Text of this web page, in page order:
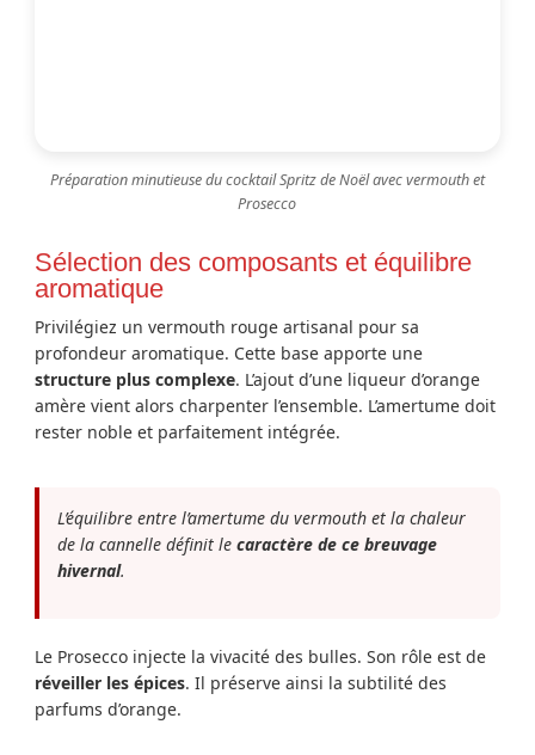
Préparation minutieuse du cocktail Spritz de Noël avec vermouth et
Prosecco
Sélection des composants et équilibre
aromatique
Privilégiez un vermouth rouge artisanal pour sa
profondeur aromatique. Cette base apporte une
structure plus complexe. L’ajout d’une liqueur d’orange
amère vient alors charpenter l’ensemble. L’amertume doit
rester noble et parfaitement intégrée.
L’équilibre entre l’amertume du vermouth et la chaleur
de la cannelle définit le caractère de ce breuvage
hivernal.
Le Prosecco injecte la vivacité des bulles. Son rôle est de
réveiller les épices. Il préserve ainsi la subtilité des
parfums d’orange.